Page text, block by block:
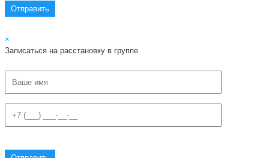
×
Записаться на расстановку в группе